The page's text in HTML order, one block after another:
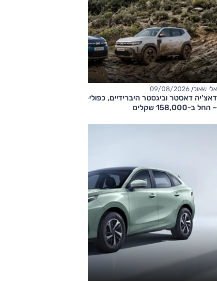
אלי שאולי, 09/08/2026
דאצ'יה דאסטר וביגסטר היברידיים, כפולי-הנעה עם תיבה אוטומטית
– החל ב-158,000 שקלים